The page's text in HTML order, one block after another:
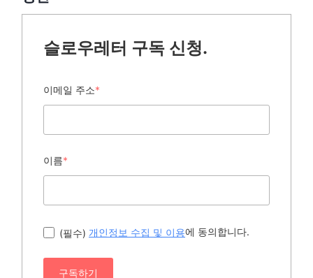
슬로우레터 구독 신청.
이메일 주소*
이름*
(필수) 개인정보 수집 및 이용에 동의합니다.
구독하기